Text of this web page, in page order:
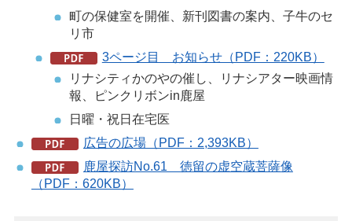
町の保健室を開催、新刊図書の案内、子牛のセ
リ市
3ページ目 お知らせ（PDF：220KB）
リナシティかのやの催し、リナシアター映画情
報、ピンクリボンin鹿屋
日曜・祝日在宅医
広告の広場（PDF：2,393KB）
鹿屋探訪No.61 徳留の虚空蔵菩薩像
（PDF：620KB）